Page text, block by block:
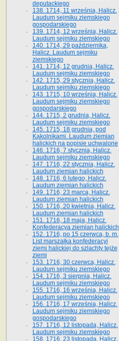
deputackiego
138. 1714, 11 września, Halicz.
Laudum sejmiku ziemskiego
gospodarskiego
139. 1714, 12 września, Halicz.
Laudum sejmiku ziemskiego
140. 1714, 29 października,
Halicz. Laudum sejmiku
ziemskiego
141. 1714, 12 grudnia, Halicz.
Laudum sejmiku ziemskiego
142. 1715, 29 stycznia, Halicz.
Laudum sejmiku ziemskiego
143. 1715, 10 września, Halicz.
Laudum sejmiku ziemskiego
gospodarskiego
144. 1715, 2 grudnia, Halicz.
Laudum sejmiku ziemskiego
145. 1715, 18 grudnia, pod
Kąkolnikami. Laudum ziemian
halickich na popisie uchwalone
146. 1716, 7 stycznia, Halicz.
Laudum sejmiku ziemskiego
147. 1716, 22 stycznia, Halicz.
Laudum ziemian halickich
148. 1716, 6 lutego, Halicz.
Laudum ziemian halickich
149. 1716, 23 marca, Halicz.
Laudum ziemian halickich
150. 1716, 20 kwietnia, Halicz.
Laudum ziemian halickich
151. 1716, 18 maja, Halicz.
Konfederacya ziemian halickich
152. 1716, po 15 czerwca, b. m.
List marszałka konfederacyi
ziemi halickiej do szlachty tejże
ziemi
153. 1716, 30 czerwca, Halicz.
Laudum sejmiku ziemskiego
154. 1716, 3 sierpnia, Halicz.
Laudum sejmiku ziemskiego
155. 1716, 16 września, Halicz.
Laudum sejmiku ziemskiego
156. 1716, 17 września, Halicz.
Laudum sejmiku ziemskiego
gospodarskiego
157. 1716, 12 listopada, Halicz.
Laudum sejmiku ziemskiego
158. 1716, 23 listopada, Halicz.